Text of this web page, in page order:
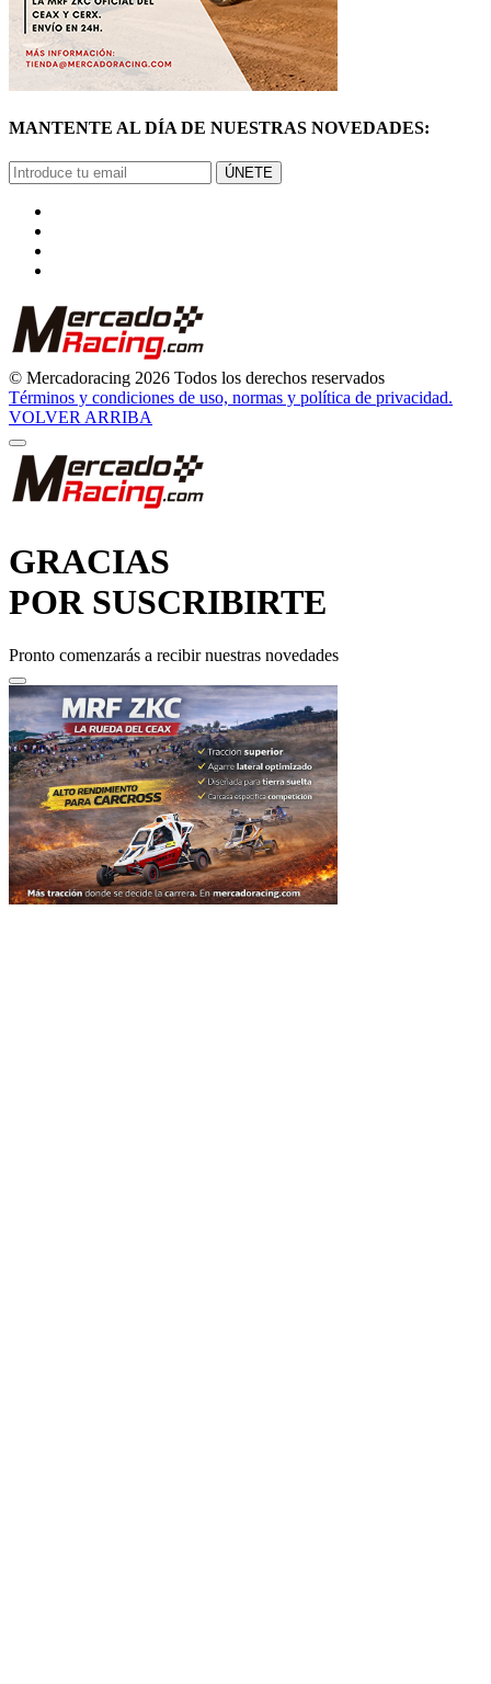
© Mercadoracing 2026 Todos los derechos reservados
Términos y condiciones de uso, normas y política de privacidad.
VOLVER ARRIBA
POR SUSCRIBIRTE